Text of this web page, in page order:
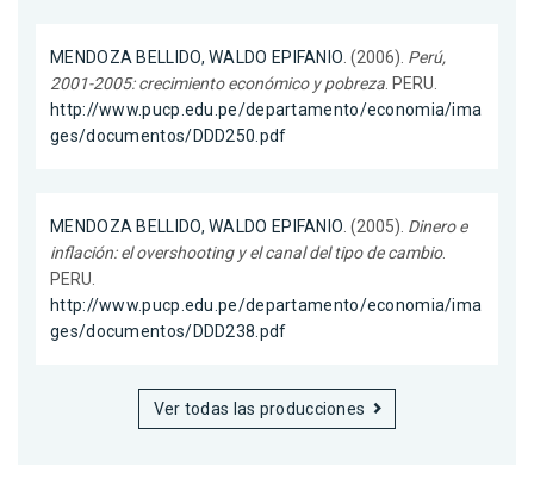
MENDOZA BELLIDO, WALDO EPIFANIO. (2006). Perú,
2001-2005: crecimiento económico y pobreza. PERU.
http://www.pucp.edu.pe/departamento/economia/ima
ges/documentos/DDD250.pdf
MENDOZA BELLIDO, WALDO EPIFANIO. (2005). Dinero e
inflación: el overshooting y el canal del tipo de cambio.
PERU.
http://www.pucp.edu.pe/departamento/economia/ima
ges/documentos/DDD238.pdf
Ver todas las producciones